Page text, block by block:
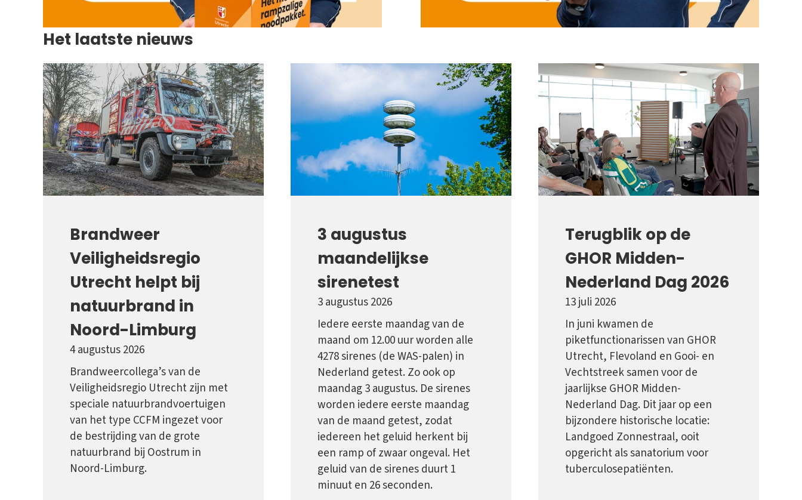
Het laatste nieuws
Brandweer
Veiligheidsregio
Utrecht helpt bij
natuurbrand in
Noord-Limburg
4 augustus 2026
Brandweercollega’s van de
Veiligheidsregio Utrecht zijn met
speciale natuurbrandvoertuigen
van het type CCFM ingezet voor
de bestrijding van de grote
natuurbrand bij Oostrum in
Noord-Limburg.
3 augustus
maandelijkse
sirenetest
3 augustus 2026
Iedere eerste maandag van de
maand om 12.00 uur worden alle
4278 sirenes (de WAS-palen) in
Nederland getest. Zo ook op
maandag 3 augustus. De sirenes
worden iedere eerste maandag
van de maand getest, zodat
iedereen het geluid herkent bij
een ramp of zwaar ongeval. Het
geluid van de sirenes duurt 1
minuut en 26 seconden.
Terugblik op de
GHOR Midden-
Nederland Dag 2026
13 juli 2026
In juni kwamen de
piketfunctionarissen van GHOR
Utrecht, Flevoland en Gooi- en
Vechtstreek samen voor de
jaarlijkse GHOR Midden-
Nederland Dag. Dit jaar op een
bijzondere historische locatie:
Landgoed Zonnestraal, ooit
opgericht als sanatorium voor
tuberculosepatiënten.